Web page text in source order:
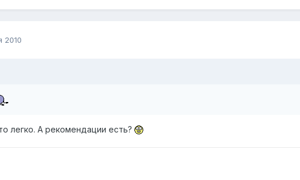
2010
легко. А рекомендации есть?